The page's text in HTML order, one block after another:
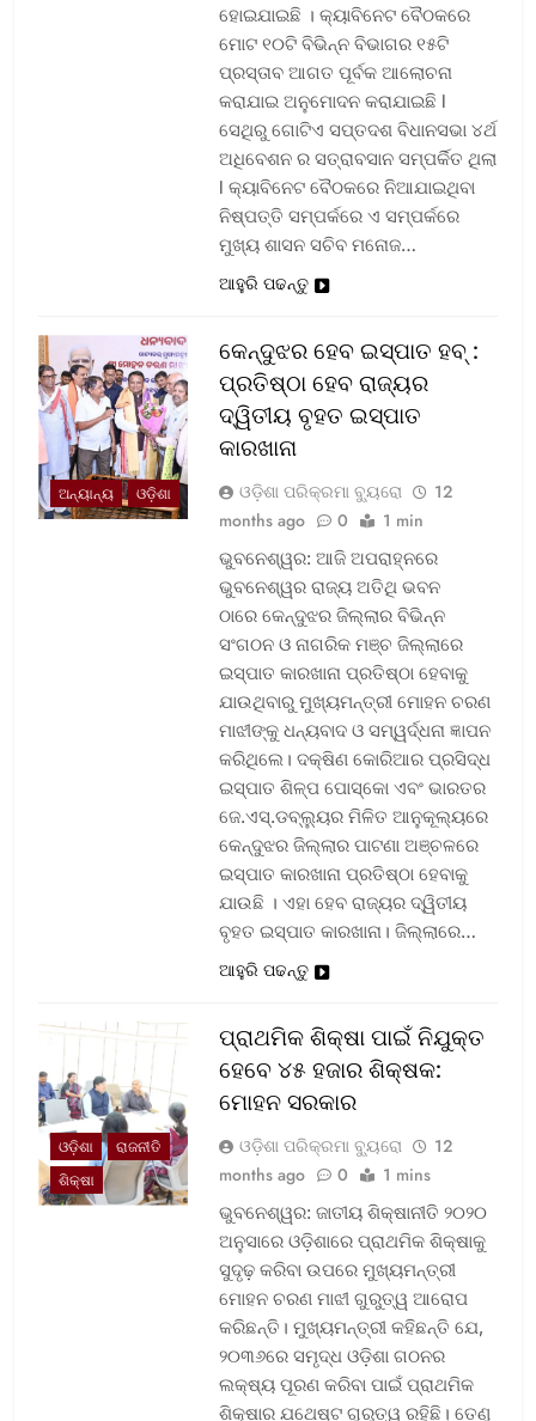
ହୋଇଯାଇଛି । କ୍ୟାବିନେଟ ବୈଠକରେ
ମୋଟ ୧୦ଟି ବିଭିନ୍ନ ବିଭାଗର ୧୫ଟି
ପ୍ରସ୍ତାବ ଆଗତ ପୂର୍ବକ ଆଲୋଚନା
କରାଯାଇ ଅନୁମୋଦନ କରାଯାଇଛି l
ସେଥିରୁ ଗୋଟିଏ ସପ୍ତଦଶ ବିଧାନସଭା ୪ର୍ଥ
ଅଧିବେଶନ ର ସତ୍ରାବସାନ ସମ୍ପର୍କିତ ଥିଲା
l କ୍ୟାବିନେଟ ବୈଠକରେ ନିଆଯାଇଥିବା
ନିଷ୍ପତ୍ତି ସମ୍ପର୍କରେ ଏ ସମ୍ପର୍କରେ
ମୁଖ୍ୟ ଶାସନ ସଚିବ ମନୋଜ…
ଆହୁରି ପଢନ୍ତୁ
ଅନ୍ୟାନ୍ୟ ଓଡ଼ିଶା
କେନ୍ଦୁଝର ହେବ ଇସ୍ପାତ ହବ୍ :
ପ୍ରତିଷ୍ଠା ହେବ ରାଜ୍ୟର
ଦ୍ୱିତୀୟ ବୃହତ ଇସ୍ପାତ
କାରଖାନା
ଓଡ଼ିଶା ପରିକ୍ରମା ବ୍ୟୁରୋ
12
months ago
0 1 min
ଭୁବନେଶ୍ୱର: ଆଜି ଅପରାହ୍ନରେ
ଭୁବନେଶ୍ୱର ରାଜ୍ୟ ଅତିଥି ଭବନ
ଠାରେ କେନ୍ଦୁଝର ଜିଲ୍ଲାର ବିଭିନ୍ନ
ସଂଗଠନ ଓ ନାଗରିକ ମଞ୍ଚ ଜିଲ୍ଲାରେ
ଇସ୍ପାତ କାରଖାନା ପ୍ରତିଷ୍ଠା ହେବାକୁ
ଯାଉଥିବାରୁ ମୁଖ୍ୟମନ୍ତ୍ରୀ ମୋହନ ଚରଣ
ମାଝୀଙ୍କୁ ଧନ୍ୟବାଦ ଓ ସମ୍ୱର୍ଦ୍ଧନା ଜ୍ଞାପନ
କରିଥିଲେ। ଦକ୍ଷିଣ କୋରିଆର ପ୍ରସିଦ୍ଧ
ଇସ୍ପାତ ଶିଳ୍ପ ପୋସ୍କୋ ଏବଂ ଭାରତର
ଜେ.ଏସ୍.ଡବ୍ଲ୍ୟୁର ମିଳିତ ଆନୁକୂଲ୍ୟରେ
କେନ୍ଦୁଝର ଜିଲ୍ଲାର ପାଟଣା ଅଞ୍ଚଳରେ
ଇସ୍ପାତ କାରଖାନା ପ୍ରତିଷ୍ଠା ହେବାକୁ
ଯାଉଛି । ଏହା ହେବ ରାଜ୍ୟର ଦ୍ୱିତୀୟ
ବୃହତ ଇସ୍ପାତ କାରଖାନା। ଜିଲ୍ଲାରେ…
ଆହୁରି ପଢନ୍ତୁ
ଓଡ଼ିଶା
ରାଜନୀତି
ଶିକ୍ଷା
ପ୍ରାଥମିକ ଶିକ୍ଷା ପାଇଁ ନିଯୁକ୍ତ
ହେବେ ୪୫ ହଜାର ଶିକ୍ଷକ:
ମୋହନ ସରକାର
ଓଡ଼ିଶା ପରିକ୍ରମା ବ୍ୟୁରୋ
12
months ago
0 1 mins
ଭୁବନେଶ୍ୱର: ଜାତୀୟ ଶିକ୍ଷାନୀତି ୨୦୨୦
ଅନୁସାରେ ଓଡ଼ିଶାରେ ପ୍ରାଥମିକ ଶିକ୍ଷାକୁ
ସୁଦୃଢ଼ କରିବା ଉପରେ ମୁଖ୍ୟମନ୍ତ୍ରୀ
ମୋହନ ଚରଣ ମାଝୀ ଗୁରୁତ୍ୱ ଆରୋପ
କରିଛନ୍ତି। ମୁଖ୍ୟମନ୍ତ୍ରୀ କହିଛନ୍ତି ଯେ,
୨୦୩୬ରେ ସମୃଦ୍ଧ ଓଡ଼ିଶା ଗଠନର
ଲକ୍ଷ୍ୟ ପୂରଣ କରିବା ପାଇଁ ପ୍ରାଥମିକ
ଶିକ୍ଷାର ଯଥେଷ୍ଟ ଗୁରୁତ୍ୱ ରହିଛି। ତେଣୁ